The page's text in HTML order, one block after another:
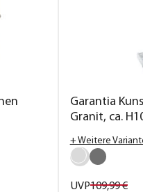
Garantia
Granit, ca.
+ Weitere
UVP109,99€